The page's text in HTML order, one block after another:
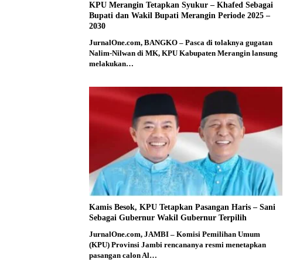
KPU Merangin Tetapkan Syukur – Khafed Sebagai
Bupati dan Wakil Bupati Merangin Periode 2025 –
2030
JurnalOne.com, BANGKO – Pasca di tolaknya gugatan
Nalim-Nilwan di MK, KPU Kabupaten Merangin lansung
melakukan…
Kamis Besok, KPU Tetapkan Pasangan Haris – Sani
Sebagai Gubernur Wakil Gubernur Terpilih
JurnalOne.com, JAMBI – Komisi Pemilihan Umum
(KPU) Provinsi Jambi rencananya resmi menetapkan
pasangan calon Al…